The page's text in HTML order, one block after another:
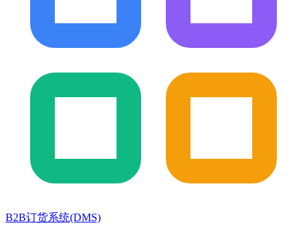
B2B订货系统(DMS)